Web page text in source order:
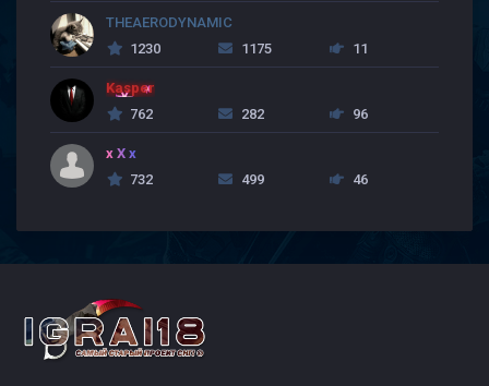
THEAERODYNAMIC
1230
1175 11
Kasper
762
282 96
x X x
732
499 46